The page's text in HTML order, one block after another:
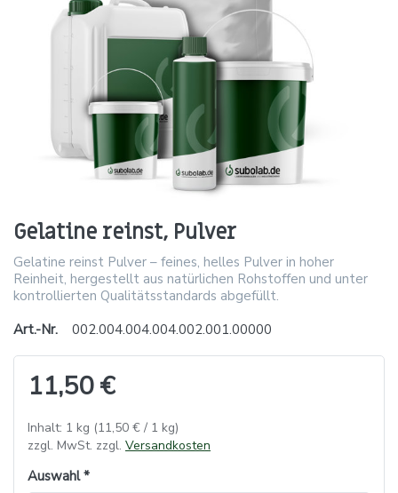
Gelatine reinst, Pulver
Gelatine reinst Pulver – feines, helles Pulver in hoher
Reinheit, hergestellt aus natürlichen Rohstoffen und unter
kontrollierten Qualitätsstandards abgefüllt.
Art.-Nr.
002.004.004.004.002.001.00000
11,50 €
Inhalt: 1 kg (11,50 € / 1 kg)
zzgl. MwSt. zzgl. Versandkosten
Auswahl